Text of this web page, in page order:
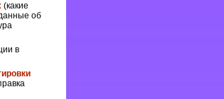
(какие
об
в